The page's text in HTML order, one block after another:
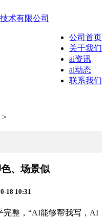
公司首页
关于我们
ai资讯
ai动态
联系我们
>
、场景似
18 10:31
整，“AI能够帮我写，AI